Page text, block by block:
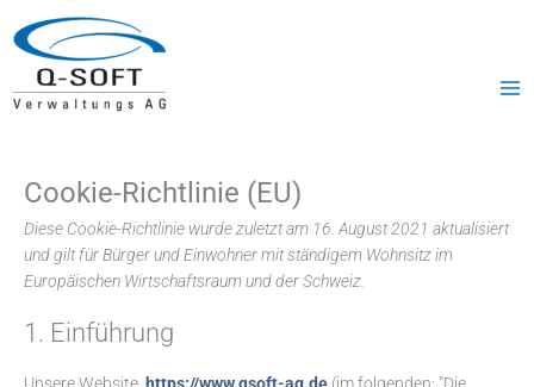
Inhalt
springen
Cookie-Richtlinie (EU)
Diese Cookie-Richtlinie wurde zuletzt am 16. August 2021 aktualisiert
und gilt für Bürger und Einwohner mit ständigem Wohnsitz im
Europäischen Wirtschaftsraum und der Schweiz.
1. Einführung
service
wordpress
service
elementor
service
complianz
service
wordfence
service
sonstiges